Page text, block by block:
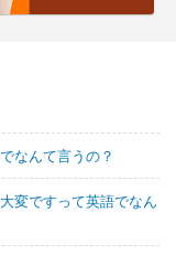
なんて言うの？
変ですって英語でなん